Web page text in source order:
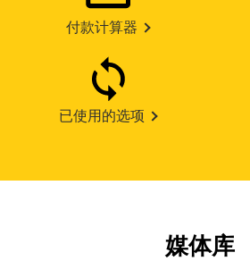
付款计算器
已使用的选项
媒体库